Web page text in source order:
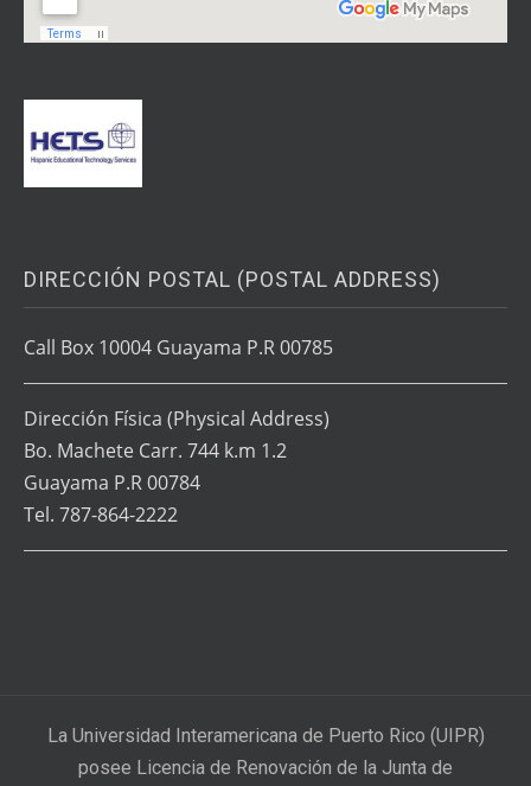
DIRECCIÓN POSTAL (POSTAL ADDRESS)
Call Box 10004 Guayama P.R 00785
Dirección Física (Physical Address)
Bo. Machete Carr. 744 k.m 1.2
Guayama P.R 00784
Tel. 787-864-2222
La Universidad Interamericana de Puerto Rico (UIPR)
posee Licencia de Renovación de la Junta de